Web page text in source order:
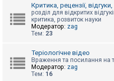
Критика, рецензії,
розділ для відкритих
критика, розвиток науки
Модератор: zag
Тем: 23
Теріологічне відео
Враження та посилання на
Модератор: zag
Тем: 16